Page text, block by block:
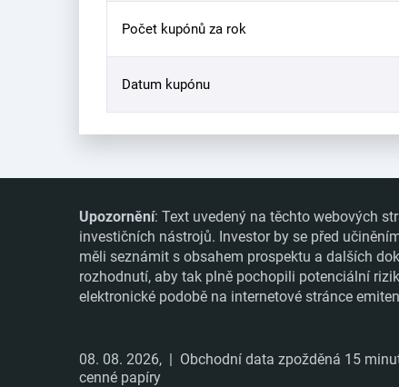
Počet kupónů za rok
Datum kupónu
Upozornění: Text uvedený na těchto webových
investičních nástrojů. Investor by se před
měli seznámit s obsahem prospektu a dalších
rozhodnutí, aby tak plně pochopili potenciální
elektronické podobě na internetové stránce
08. 08. 2026, | Obchodní data zpožděná 15
cenné papíry